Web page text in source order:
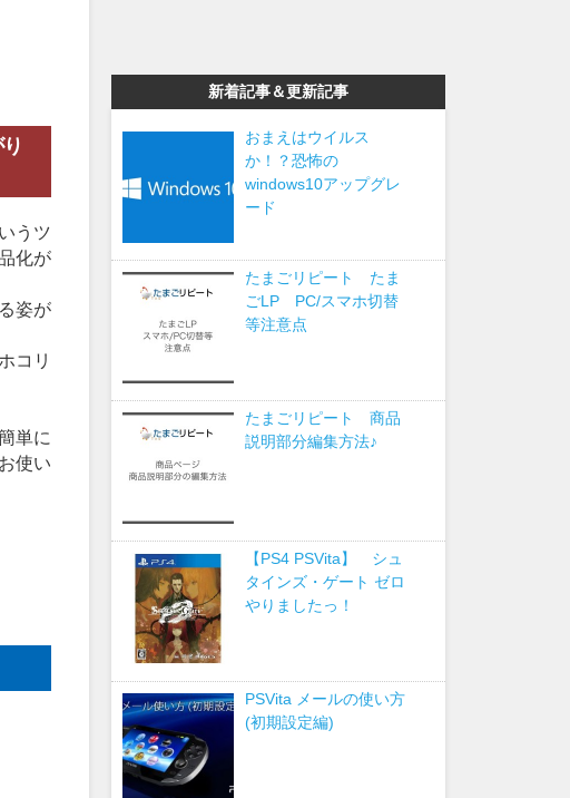
うツ
化が
姿が
コリ
単に
使い
新着記事＆更新記事
おまえはウイルス
か！？恐怖の
windows10アップグレ
ード
たまごリピート たま
ごLP PC/スマホ切替
等注意点
たまごリピート 商品
説明部分編集方法♪
【PS4 PSVita】 シュ
タインズ・ゲート ゼロ
やりましたっ！
PSVita メールの使い方
(初期設定編)